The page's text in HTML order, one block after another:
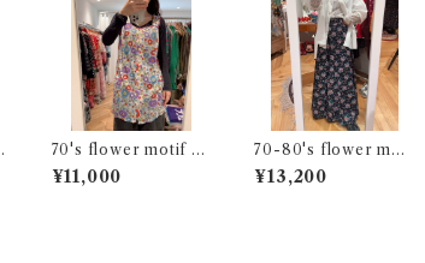
70's flower motif s
mock
¥11,000
70-80's flower moti
f long skirt
¥13,200